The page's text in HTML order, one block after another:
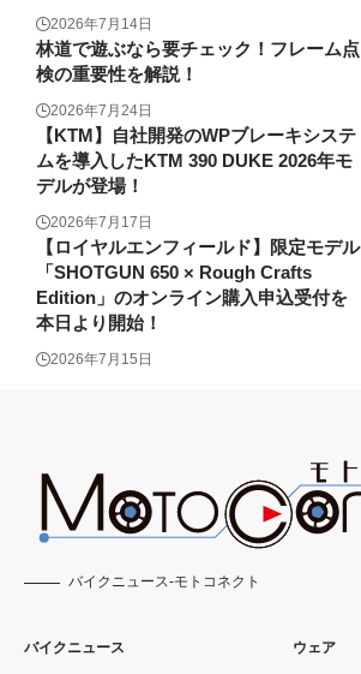
2026年7月14日
林道で遊ぶなら要チェック！フレーム点
検の重要性を解説！
2026年7月24日
【KTM】自社開発のWPブレーキシステ
ムを導入したKTM 390 DUKE 2026年モ
デルが登場！
2026年7月17日
【ロイヤルエンフィールド】限定モデル
「SHOTGUN 650 × Rough Crafts
Edition」のオンライン購入申込受付を
本日より開始！
2026年7月15日
バイクニュース-モトコネクト
バイクニュース ウェア